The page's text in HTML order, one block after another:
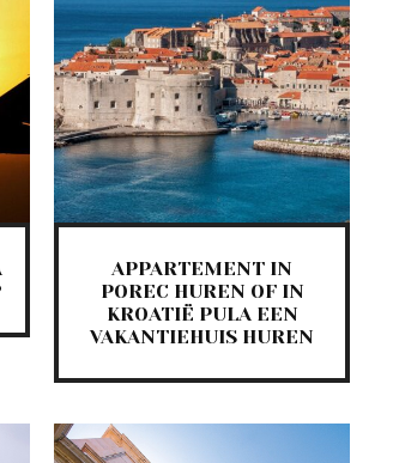
APPARTEMENT IN
POREC HUREN OF IN
KROATIË PULA EEN
VAKANTIEHUIS HUREN